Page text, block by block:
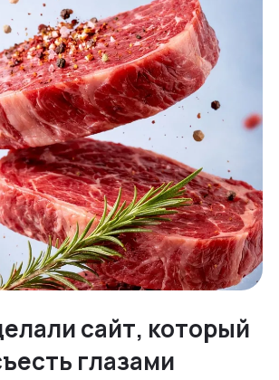
сайт, который
глазами